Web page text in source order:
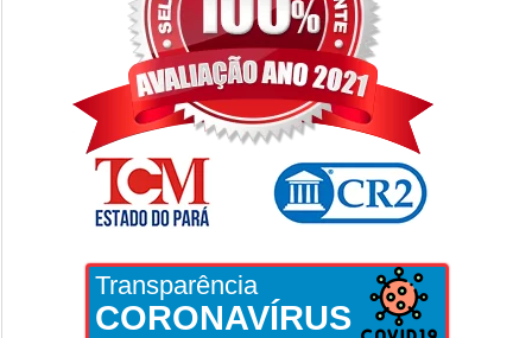
Transparência
CORONAVÍRUS